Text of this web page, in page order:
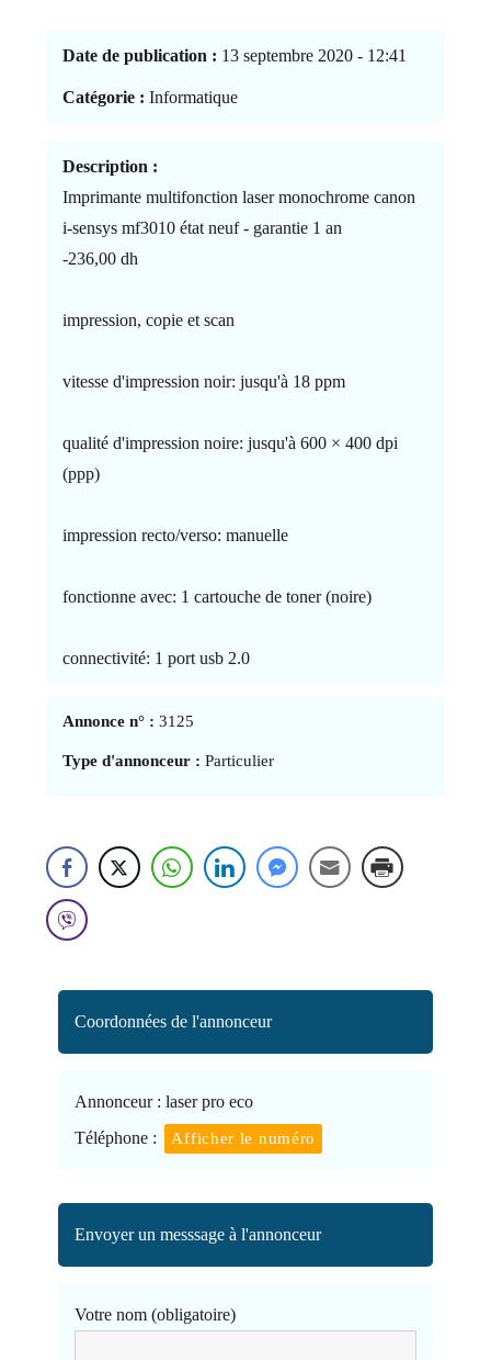
Date de publication : 13 septembre 2020 - 12:41
Catégorie : Informatique
Description :
Imprimante multifonction laser monochrome canon
i-sensys mf3010 état neuf - garantie 1 an
-236,00 dh
impression, copie et scan
vitesse d'impression noir: jusqu'à 18 ppm
qualité d'impression noire: jusqu'à 600 × 400 dpi
(ppp)
impression recto/verso: manuelle
fonctionne avec: 1 cartouche de toner (noire)
connectivité: 1 port usb 2.0
Annonce n° :3125
Type d'annonceur : Particulier
Coordonnées de l'annonceur
Annonceur : laser pro eco
Téléphone :
Afficher le numéro
Envoyer un messsage à l'annonceur
Votre nom (obligatoire)